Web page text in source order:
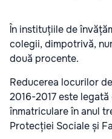
În instituțiile de
colegii, dimpotrivă,
două procente.
Reducerea locurilor
2016-2017 este
înmatriculare în anul
Protecției Sociale și